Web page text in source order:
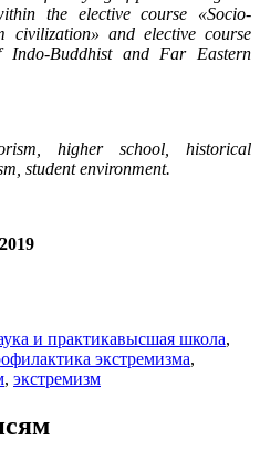
the elective course «Socio-
civilization» and elective course
Indo-Buddhist and Far Eastern
higher school, historical
student environment.
и практикавысшая школа,
экстремизма,
, экстремизм